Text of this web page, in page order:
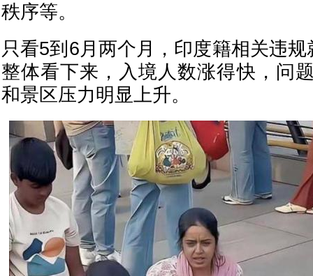
秩序等。
只看5到6月两个月，印度籍相关违
整体看下来，入境人数涨得快，问
和景区压力明显上升。